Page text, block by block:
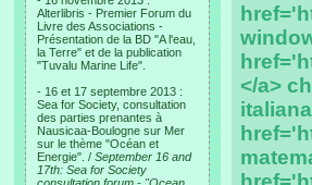
Alterlibris - Premier Forum du
Livre des Associations -
Présentation de la BD "A l'eau,
la Terre" et de la publication
"Tuvalu Marine Life".
- 16 et 17 septembre 2013 :
Sea for Society, consultation
des parties prenantes à
Nausicaa-Boulogne sur Mer
sur le thème "Océan et
Energie". / September 16 and
17th: Sea for Society
</a>